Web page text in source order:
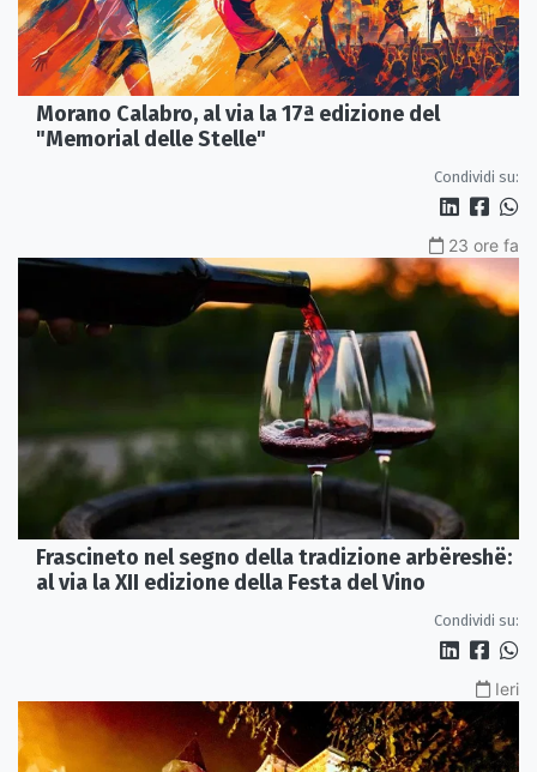
Morano Calabro, al via la 17ª edizione del
"Memorial delle Stelle"
Condividi su:
23 ore fa
Frascineto nel segno della tradizione arbëreshë:
al via la XII edizione della Festa del Vino
Condividi su:
Ieri